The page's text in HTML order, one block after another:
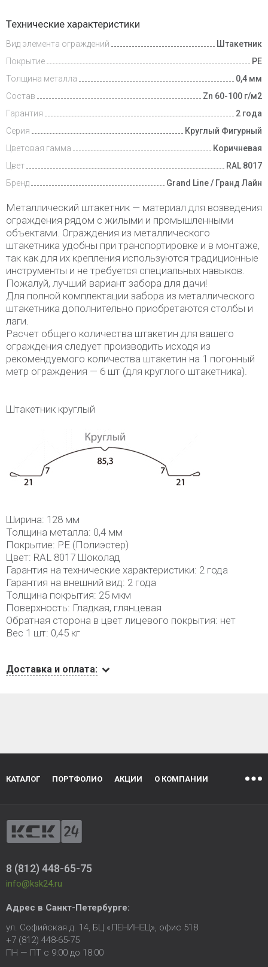
и оплата
Технические характеристики
Вид элемента ограждений
Штакетник
Покрытие
PE
Толщина металла
0,4 мм
Состав
Zn 60-100 г/м2
Гарантия
2 года
Серия
Круглый Фигурный
Цветовая гамма
Коричневая
Цвет
RAL 8017
Бренд
Grand Line / Гранд Лайн
Металлический штакетник — материал для возведения
ограждения рядом с жилыми и промышленными
объектами. Ограждения из металлического
штакетника удобны при транспортировке и в монтаже,
так как для их крепления используются традиционные
инструменты и не требуется специальных навыков.
Пожалуй, лучший вариант забора для дачи!
Для полной комплектации забора из металлического
штакетника дополнительно приобретаются столбы и
лаги.
Расчет общего количества штакетин для вашего
ограждения следует производить исходя из
рекомендуемого количества штакетин на 1 погонный
метр ограждения — 6 шт (для круглого штакетника).
Штакетник круглый
Ширина: 128 мм
Толщина металла: 0,4 мм
Покрытие: PE (Полиэстер)
Цвет: RAL 8017 Шоколад
Гарантия на технические характеристики: 2 года
Гарантия на внешний вид: 2 года
Толщина покрытия: 25 мкм
Поверхность: Гладкая, глянцевая
Обратная сторона в цвет лицевого покрытия: нет
Вес 1 шт: 0,45 кг
Доставка и оплата:
КАТАЛОГ ПОРТФОЛИО АКЦИИ О КОМПАНИИ
8 (812) 448-65-75
info@ksk24.ru
Адрес в Санкт-Петербурге:
ул. Софийская д. 14, БЦ «ЛЕНИНЕЦ», офис 518
+7 (812) 448-65-75
ПН — ПТ с 9:00 до 18:00